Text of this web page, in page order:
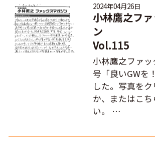
2024年04月26日
小林鷹之フ
ン
Vol.115
小林鷹之ファ
号「良いGWを
した。写真を
か、またはこ
い。 …